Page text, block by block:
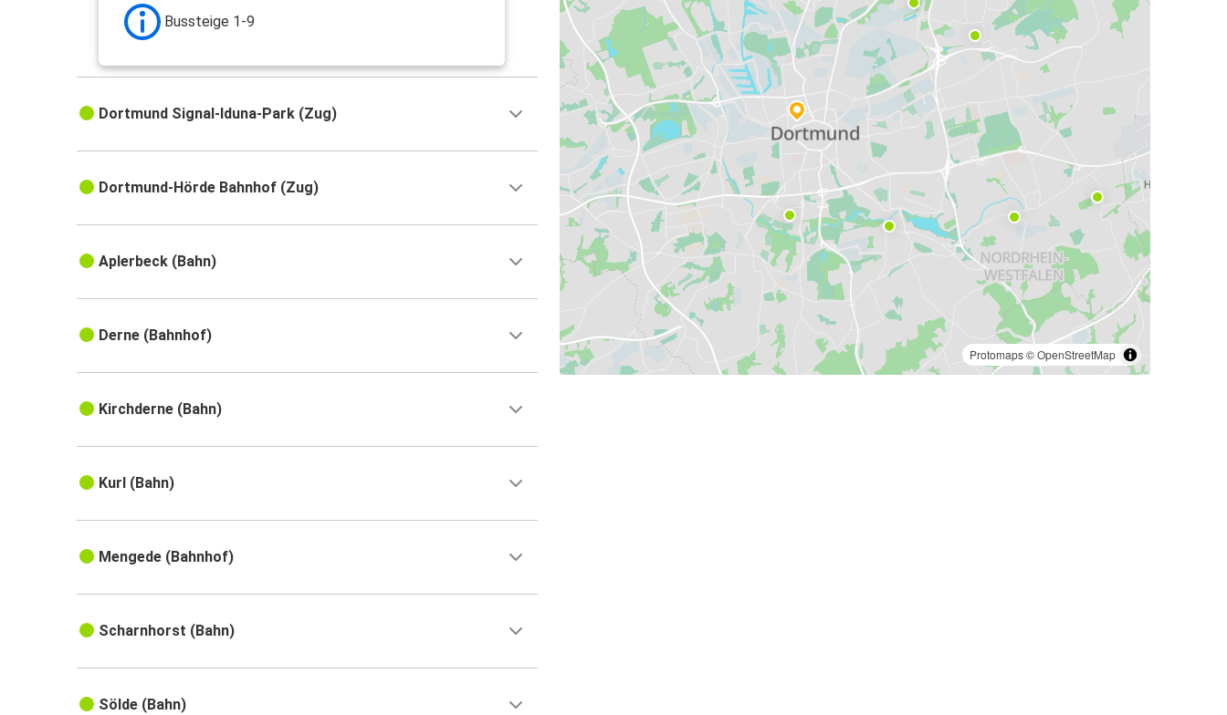
Protomaps©OpenStreetMap
Bussteige 1-9
Dortmund Signal-Iduna-Park (Zug)
Dortmund-Hörde Bahnhof (Zug)
Aplerbeck (Bahn)
Derne (Bahnhof)
Kirchderne (Bahn)
Kurl (Bahn)
Mengede (Bahnhof)
Scharnhorst (Bahn)
Sölde (Bahn)